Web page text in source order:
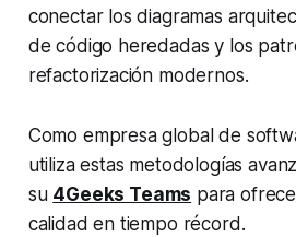
conectar los diagramas
de código heredadas y los
refactorización modernos.
Como empresa global de
utiliza estas metodologías
su 4Geeks Teams para
calidad en tiempo récord.